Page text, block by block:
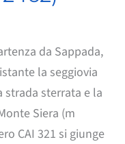
da Sappada,
la seggiovia
strada sterrata e la
Siera (m
CAI 321 si giunge